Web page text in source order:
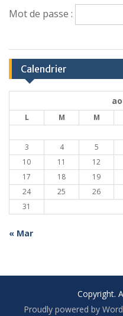
Mot de passe :
Calendrier
L M M
3
4 5
10
11 12
17
18 19
24
25 26
31
« Mar
Copyright.
Proudly powered by